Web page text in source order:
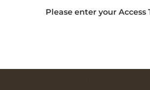
Please enter your Access